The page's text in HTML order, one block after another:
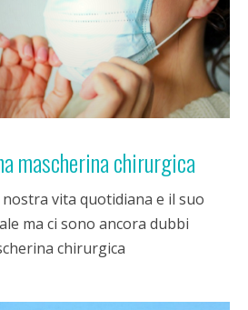
mascherina chirurgica
vita quotidiana e il suo
ma ci sono ancora dubbi
chirurgica